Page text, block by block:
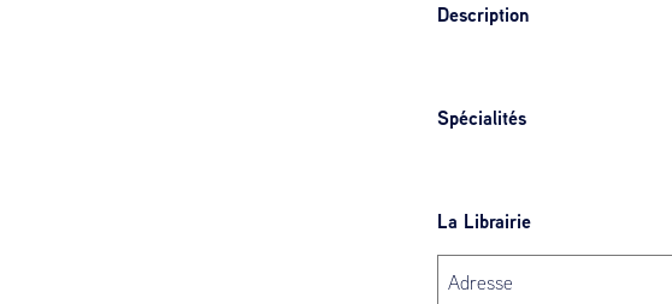
Description
Spécialités
La Librairie
Adresse